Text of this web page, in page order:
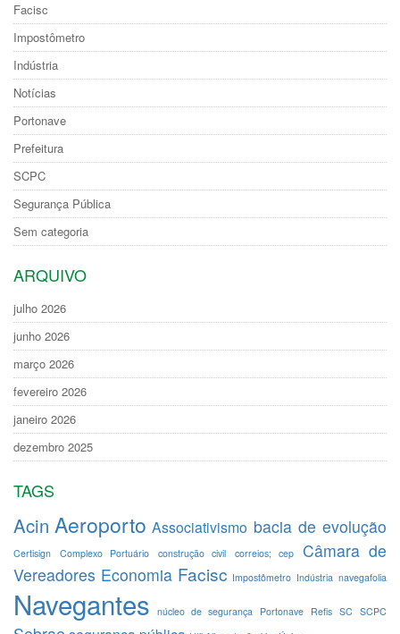
Facisc
Impostômetro
Indústria
Notícias
Portonave
Prefeitura
SCPC
Segurança Pública
Sem categoria
ARQUIVO
julho 2026
junho 2026
março 2026
fevereiro 2026
janeiro 2026
dezembro 2025
TAGS
Acin Aeroporto Associativismo bacia de evolução
Certisign Complexo Portuário construção civil correios; cep
Câmara de
Vereadores Economia Facisc Impostômetro Indústria navegafolia
Navegantes núcleo de segurança Portonave Refis SC SCPC